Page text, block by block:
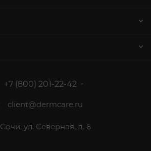
+7 (800) 201-22-42
client@dermcare.ru
Сочи, ул. Северная, д. 6